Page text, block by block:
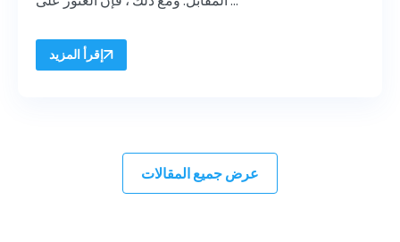
إقرأ المزيد
عرض جميع المقالات